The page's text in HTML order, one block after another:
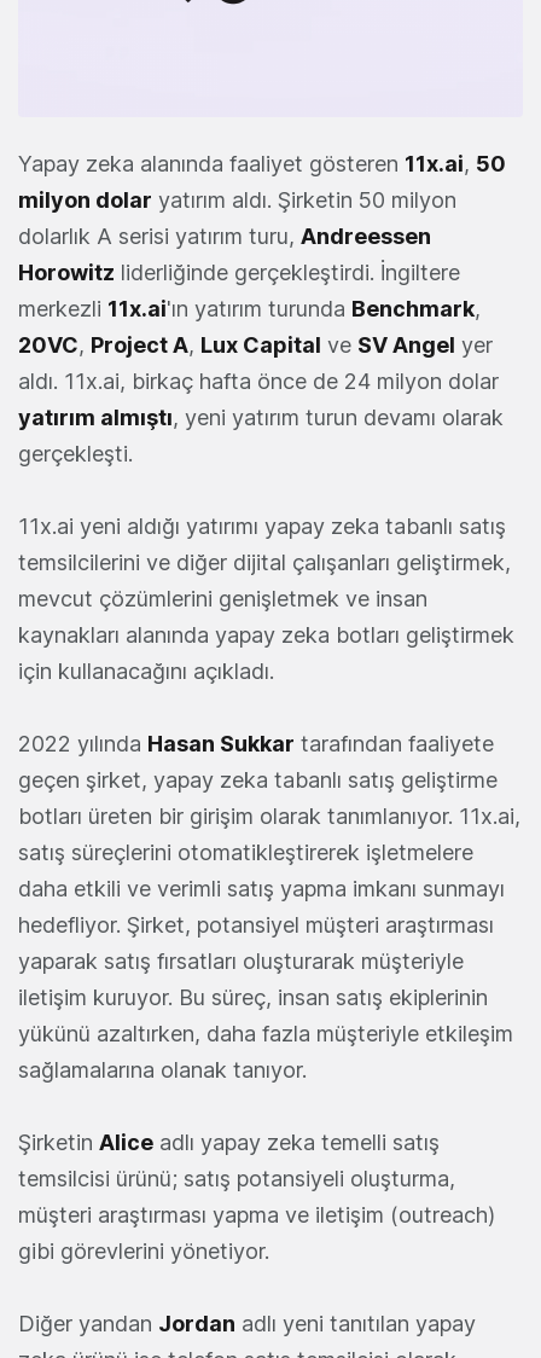
Yapay zeka alanında faaliyet gösteren 11x.ai, 50
milyon dolar yatırım aldı. Şirketin 50 milyon
dolarlık A serisi yatırım turu, Andreessen
Horowitz liderliğinde gerçekleştirdi. İngiltere
merkezli 11x.ai'ın yatırım turunda Benchmark,
20VC, Project A, Lux Capital ve SV Angel yer
aldı. 11x.ai, birkaç hafta önce de 24 milyon dolar
yatırım almıştı, yeni yatırım turun devamı olarak
gerçekleşti.
11x.ai yeni aldığı yatırımı yapay zeka tabanlı satış
temsilcilerini ve diğer dijital çalışanları geliştirmek,
mevcut çözümlerini genişletmek ve insan
kaynakları alanında yapay zeka botları geliştirmek
için kullanacağını açıkladı.
2022 yılında Hasan Sukkar tarafından faaliyete
geçen şirket, yapay zeka tabanlı satış geliştirme
botları üreten bir girişim olarak tanımlanıyor. 11x.ai,
satış süreçlerini otomatikleştirerek işletmelere
daha etkili ve verimli satış yapma imkanı sunmayı
hedefliyor. Şirket, potansiyel müşteri araştırması
yaparak satış fırsatları oluşturarak müşteriyle
iletişim kuruyor. Bu süreç, insan satış ekiplerinin
yükünü azaltırken, daha fazla müşteriyle etkileşim
sağlamalarına olanak tanıyor.
Şirketin Alice adlı yapay zeka temelli satış
temsilcisi ürünü; satış potansiyeli oluşturma,
müşteri araştırması yapma ve iletişim (outreach)
gibi görevlerini yönetiyor.
Diğer yandan Jordan adlı yeni tanıtılan yapay